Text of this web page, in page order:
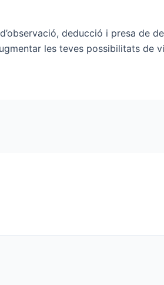
deducció i presa de
les teves possibilitats de